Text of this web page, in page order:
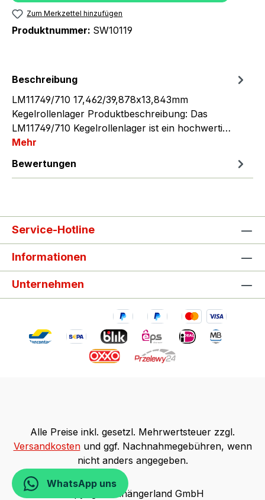
Zum Merkzettel hinzufügen
Produktnummer: SW10119
Beschreibung
LM11749/710 17,462/39,878x13,843mm
Kegelrollenlager Produktbeschreibung: Das
LM11749/710 Kegelrollenlager ist ein hochwerti…
Mehr
Bewertungen
Service-Hotline
Informationen
Unternehmen
Alle Preise inkl. gesetzl. Mehrwertsteuer zzgl.
Versandkostenund ggf. Nachnahmegebühren, wenn
nicht anders angegeben.
Copyright Anhängerland GmbH
WhatsApp uns